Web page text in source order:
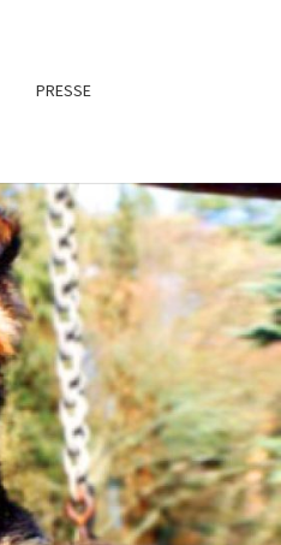
PRESSE